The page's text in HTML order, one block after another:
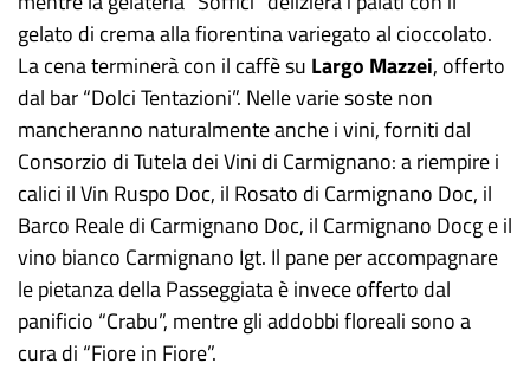
gelato di crema alla fiorentina variegato al cioccolato.
La cena terminerà con il caffè su Largo Mazzei, offerto
dal bar “Dolci Tentazioni”. Nelle varie soste non
mancheranno naturalmente anche i vini, forniti dal
Consorzio di Tutela dei Vini di Carmignano: a riempire i
calici il Vin Ruspo Doc, il Rosato di Carmignano Doc, il
Barco Reale di Carmignano Doc, il Carmignano Docg e il
vino bianco Carmignano Igt. Il pane per accompagnare
le pietanza della Passeggiata è invece offerto dal
panificio “Crabu”, mentre gli addobbi floreali sono a
cura di “Fiore in Fiore”.